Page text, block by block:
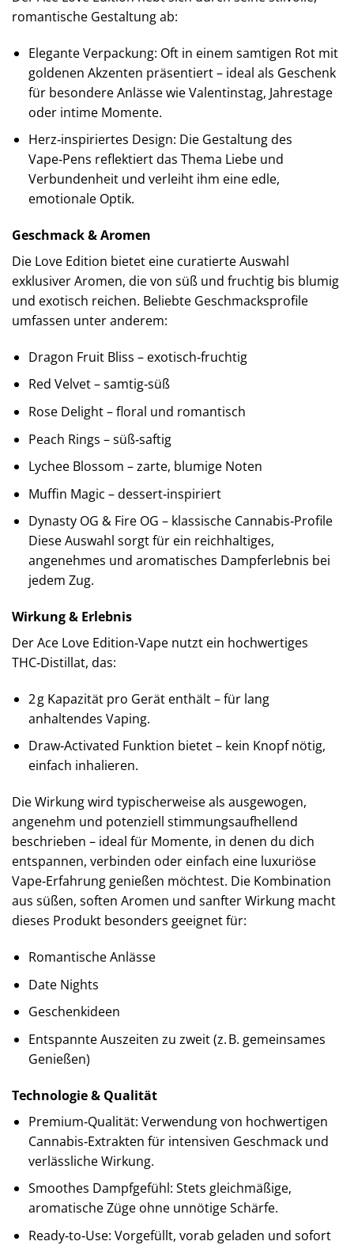
romantische Gestaltung ab:
Elegante Verpackung: Oft in einem samtigen Rot mit
goldenen Akzenten präsentiert – ideal als Geschenk
für besondere Anlässe wie Valentinstag, Jahrestage
oder intime Momente.
Herz‑inspiriertes Design: Die Gestaltung des
Vape‑Pens reflektiert das Thema Liebe und
Verbundenheit und verleiht ihm eine edle,
emotionale Optik.
Geschmack & Aromen
Die Love Edition bietet eine curatierte Auswahl
exklusiver Aromen, die von süß und fruchtig bis blumig
und exotisch reichen. Beliebte Geschmacksprofile
umfassen unter anderem:
Dragon Fruit Bliss – exotisch‑fruchtig
Red Velvet – samtig‑süß
Rose Delight – floral und romantisch
Peach Rings – süß‑saftig
Lychee Blossom – zarte, blumige Noten
Muffin Magic – dessert‑inspiriert
Dynasty OG & Fire OG – klassische Cannabis‑Profile
Diese Auswahl sorgt für ein reichhaltiges,
angenehmes und aromatisches Dampferlebnis bei
jedem Zug.
Wirkung & Erlebnis
Der Ace Love Edition‑Vape nutzt ein hochwertiges
THC‑Distillat, das:
2 g Kapazität pro Gerät enthält – für lang
anhaltendes Vaping.
Draw‑Activated Funktion bietet – kein Knopf nötig,
einfach inhalieren.
Die Wirkung wird typischerweise als ausgewogen,
angenehm und potenziell stimmungsaufhellend
beschrieben – ideal für Momente, in denen du dich
entspannen, verbinden oder einfach eine luxuriöse
Vape‑Erfahrung genießen möchtest. Die Kombination
aus süßen, soften Aromen und sanfter Wirkung macht
dieses Produkt besonders geeignet für:
Romantische Anlässe
Date Nights
Geschenkideen
Entspannte Auszeiten zu zweit (z. B. gemeinsames
Genießen)
Technologie & Qualität
Premium‑Qualität: Verwendung von hochwertigen
Cannabis‑Extrakten für intensiven Geschmack und
verlässliche Wirkung.
Smoothes Dampfgefühl: Stets gleichmäßige,
aromatische Züge ohne unnötige Schärfe.
Ready‑to‑Use: Vorgefüllt, vorab geladen und sofort